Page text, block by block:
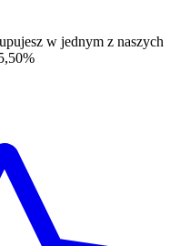
w jednym z naszych